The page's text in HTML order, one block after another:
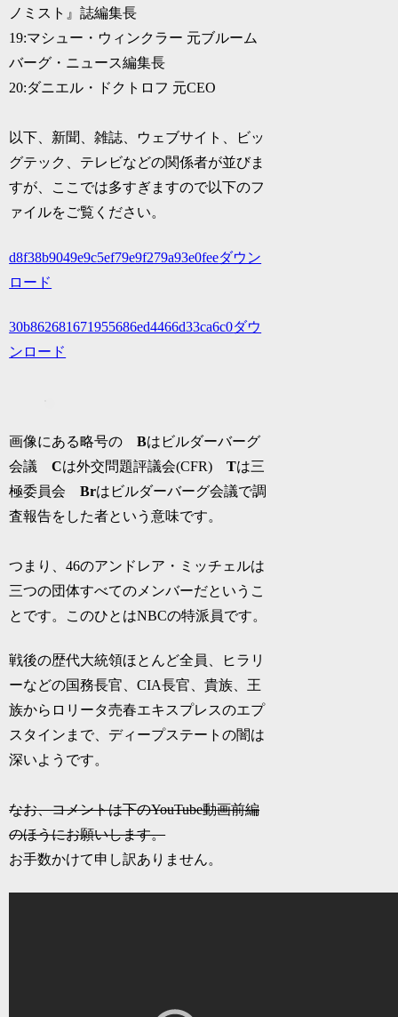
ノミスト』誌編集長
19:マシュー・ウィンクラー 元ブルーム
バーグ・ニュース編集長
20:ダニエル・ドクトロフ 元CEO
以下、新聞、雑誌、ウェブサイト、ビッ
グテック、テレビなどの関係者が並びま
すが、ここでは多すぎますので以下のフ
ァイルをご覧ください。
d8f38b9049e9c5ef79e9f279a93e0feeダウン
ロード
30b862681671955686ed4466d33ca6c0ダウ
ンロード
画像にある略号のBはビルダーバーグ
会議Cは外交問題評議会(CFR)Tは三
極委員会Brはビルダーバーグ会議で調
査報告をした者という意味です。
つまり、46のアンドレア・ミッチェルは
三つの団体すべてのメンバーだというこ
とです。このひとはNBCの特派員です。
戦後の歴代大統領ほとんど全員、ヒラリ
ーなどの国務長官、CIA長官、貴族、王
族からロリータ売春エキスプレスのエプ
スタインまで、ディープステートの闇は
深いようです。
なお、コメントは下のYouTube動画前編
のほうにお願いします。
お手数かけて申し訳ありません。